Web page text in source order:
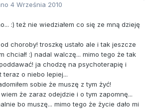
4 Września 2010
:) też nie wiedziałem co się ze mną dzieję
choroby! troszkę ustało ale i tak jeszcze
chciał! :) nadal walczę... mimo tego że tak
ja chodzę na psychoterapię i
teraz o niebo lepiej...
sobie że muszę z tym żyć!
że zaraz odejdzie i o tym zapomnę...
bo muszę... mimo tego że życie dało mi